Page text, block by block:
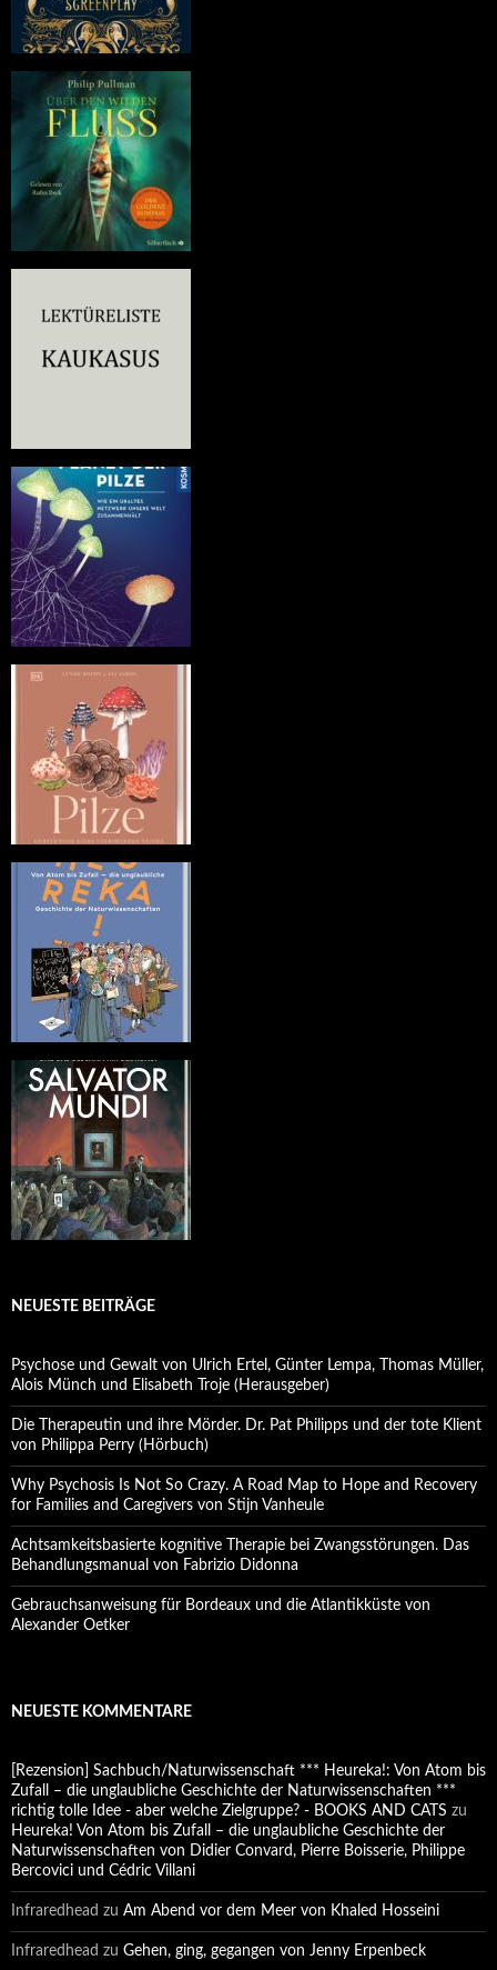
NEUESTE BEITRÄGE
Psychose und Gewalt von Ulrich Ertel, Günter Lempa, Thomas Müller,
Alois Münch und Elisabeth Troje (Herausgeber)
Die Therapeutin und ihre Mörder. Dr. Pat Philipps und der tote Klient
von Philippa Perry (Hörbuch)
Why Psychosis Is Not So Crazy. A Road Map to Hope and Recovery
for Families and Caregivers von Stijn Vanheule
Achtsamkeitsbasierte kognitive Therapie bei Zwangsstörungen. Das
Behandlungsmanual von Fabrizio Didonna
Gebrauchsanweisung für Bordeaux und die Atlantikküste von
Alexander Oetker
NEUESTE KOMMENTARE
[Rezension] Sachbuch/Naturwissenschaft *** Heureka!: Von Atom bis
Zufall – die unglaubliche Geschichte der Naturwissenschaften ***
richtig tolle Idee - aber welche Zielgruppe? - BOOKS AND CATS zu
Heureka! Von Atom bis Zufall – die unglaubliche Geschichte der
Naturwissenschaften von Didier Convard, Pierre Boisserie, Philippe
Bercovici und Cédric Villani
Infraredhead zu Am Abend vor dem Meer von Khaled Hosseini
Infraredhead zu Gehen, ging, gegangen von Jenny Erpenbeck